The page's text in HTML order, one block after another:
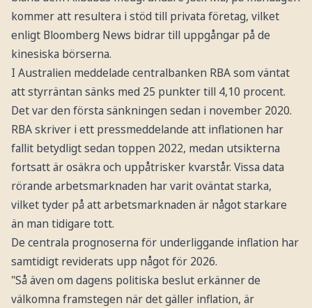
kommer att resultera i stöd till privata företag, vilket
enligt Bloomberg News bidrar till uppgångar på de
kinesiska börserna.
I Australien meddelade centralbanken RBA som väntat
att styrräntan sänks med 25 punkter till 4,10 procent.
Det var den första sänkningen sedan i november 2020.
RBA skriver i ett pressmeddelande att inflationen har
fallit betydligt sedan toppen 2022, medan utsikterna
fortsatt är osäkra och uppåtrisker kvarstår. Vissa data
rörande arbetsmarknaden har varit oväntat starka,
vilket tyder på att arbetsmarknaden är något starkare
än man tidigare tott.
De centrala prognoserna för underliggande inflation har
samtidigt reviderats upp något för 2026.
"Så även om dagens politiska beslut erkänner de
välkomna framstegen när det gäller inflation, är